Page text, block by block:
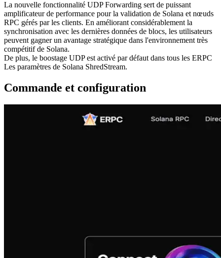
La nouvelle fonctionnalité UDP Forwarding sert de puissant
amplificateur de performance pour la validation de Solana et nœuds
RPC gérés par les clients. En améliorant considérablement la
synchronisation avec les dernières données de blocs, les utilisateurs
peuvent gagner un avantage stratégique dans l'environnement très
compétitif de Solana.
De plus, le boostage UDP est activé par défaut dans tous les ERPC
Les paramètres de Solana ShredStream.
Commande et configuration